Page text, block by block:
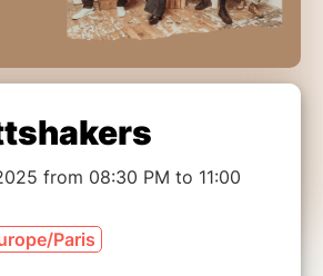
from 08:30 PM to 11:00
Paris